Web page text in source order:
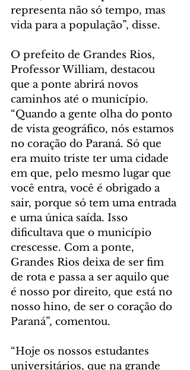
representa não só tempo, mas
vida para a população”, disse.
O prefeito de Grandes Rios,
Professor William, destacou
que a ponte abrirá novos
caminhos até o município.
“Quando a gente olha do ponto
de vista geográfico, nós estamos
no coração do Paraná. Só que
era muito triste ter uma cidade
em que, pelo mesmo lugar que
você entra, você é obrigado a
sair, porque só tem uma entrada
e uma única saída. Isso
dificultava que o município
crescesse. Com a ponte,
Grandes Rios deixa de ser fim
de rota e passa a ser aquilo que
é nosso por direito, que está no
nosso hino, de ser o coração do
Paraná”, comentou.
“Hoje os nossos estudantes
universitários, que na grande